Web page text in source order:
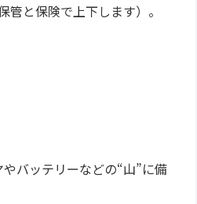
と保険で上下します）。
バッテリーなどの“山”に備